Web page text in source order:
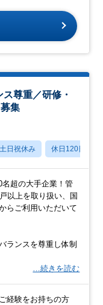
尊重／研修・
集
土日祝休み 休日120日以上
超の大手企業！管
以上を取り扱い、国
らご利用いただいて
ランスを尊重し体制
…続きを読む
経験をお持ちの方